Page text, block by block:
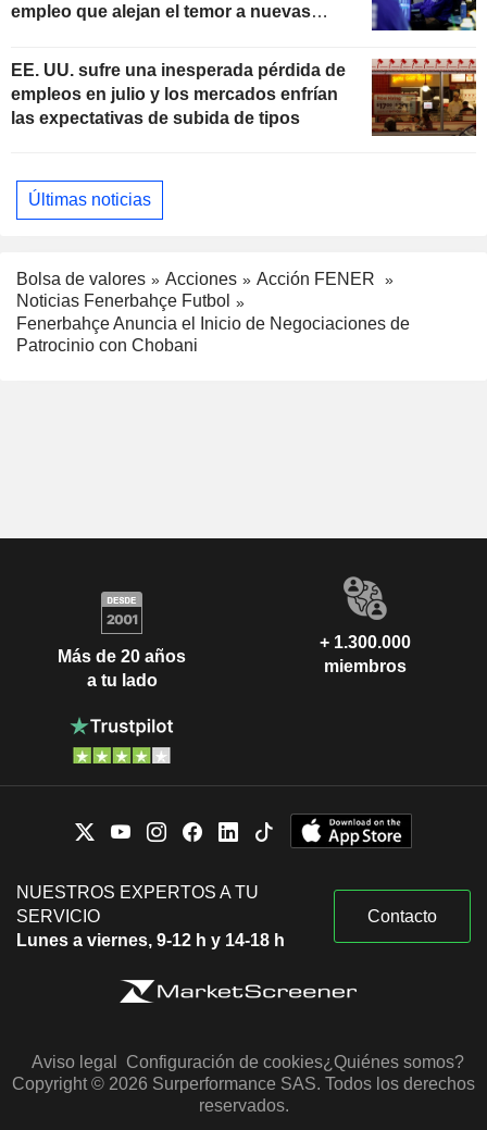
empleo que alejan el temor a nuevas
EE. UU. sufre una inesperada pérdida de
empleos en julio y los mercados enfrían
las expectativas de subida de tipos
Últimas noticias
Bolsa de valores Acciones
Acción FENER
Noticias Fenerbahçe Futbol
Fenerbahçe Anuncia el Inicio de Negociaciones de
Patrocinio con Chobani
Más de 20 años
a tu lado
+ 1.300.000
miembros
NUESTROS EXPERTOS A TU
SERVICIO
Lunes a viernes, 9-12 h y 14-18 h
Contacto
Aviso legal Configuración de cookies¿Quiénes somos?
Copyright © 2026 Surperformance SAS. Todos los derechos
reservados.